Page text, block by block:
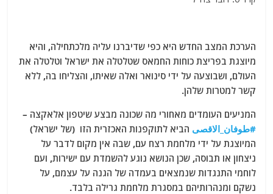
הערכת המצב החדש היא כפי שדיברנו עליה מלכתחילה, והיא
מיוצגת בפריצת כוחות החמאס שטלטלה את ישראל וטלטלה את
העולם, ושבוצעה על ידי סינואר ואלה שאיתו, והצליחו בה, ללא
קשר למטרות שלהן.
המניעים העומדים מאחורי מה שכונה מבצע שיטפון אלאקצה –
#طوفان_الاقصى הביא לתוקפנות האכזרית הזו (של ישראל)
המיוצגת על ידי מלחמת רצח עם, שבה אין מקום לדבר על
ניצחון או תבוסה, שכן הנושא נוגע להשמדת עם ישירות, ועם
לוחמי התנגדות שנמצאים בעמדה של הגנה על עצמם, על
נשקם ומנהרותיהם במסגרת מלחמת גרילה בלבד.